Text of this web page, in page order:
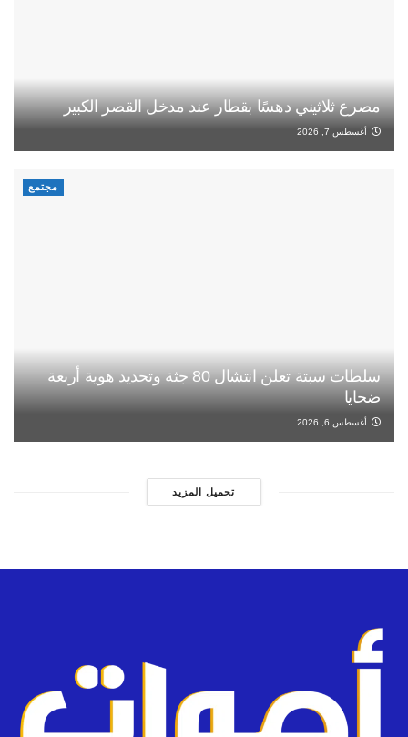
مصرع ثلاثيني دهسًا بقطار عند مدخل القصر الكبير
أغسطس 7, 2026
مجتمع
سلطات سبتة تعلن انتشال 80 جثة وتحديد هوية أربعة
ضحايا
أغسطس 6, 2026
تحميل المزيد